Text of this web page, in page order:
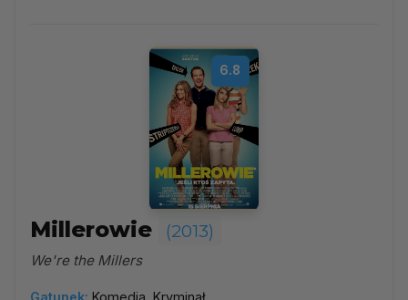
6.8
Millerowie (2013)
We're the Millers
Gatunek: Komedia, Kryminał